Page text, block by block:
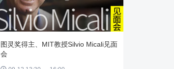
图灵奖得主、MIT教授Silvio Micali见面
会